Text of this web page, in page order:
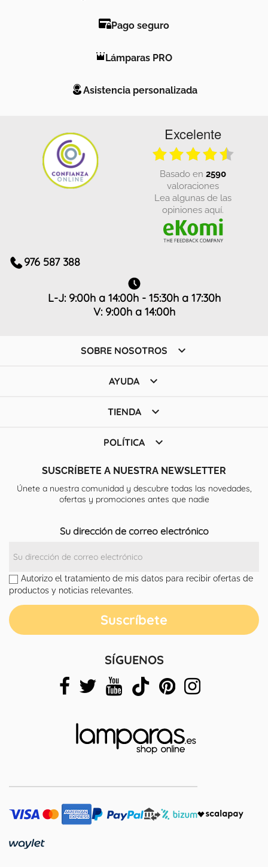
Pago seguro
Lámparas PRO
Asistencia personalizada
Excelente
basado en 2590
valoraciones
Lea algunas de las
opiniones aquí.
976 587 388
L-J: 9:00h a 14:00h - 15:30h a 17:30h
V: 9:00h a 14:00h
SOBRE NOSOTROS 
AYUDA 
TIENDA 
POLÍTICA 
SUSCRÍBETE A NUESTRA NEWSLETTER
Únete a nuestra comunidad y descubre todas las novedades,
ofertas y promociones antes que nadie
Su dirección de correo electrónico
Autorizo el tratamiento de mis datos para recibir ofertas de
productos y noticias relevantes.
SÍGUENOS